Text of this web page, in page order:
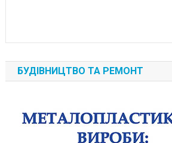
БУДІВНИЦТВО ТА РЕМОНТ